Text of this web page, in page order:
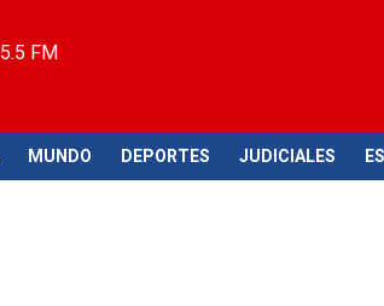
FM
MUNDO DEPORTES JUDICIALES